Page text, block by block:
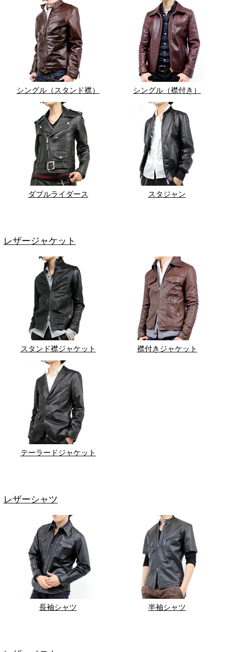
シングル（スタンド襟） シングル（襟付き）
ダブルライダース スタジャン
レザージャケット
スタンド襟ジャケット 襟付きジャケット
テーラードジャケット
レザーシャツ
長袖シャツ 半袖シャツ